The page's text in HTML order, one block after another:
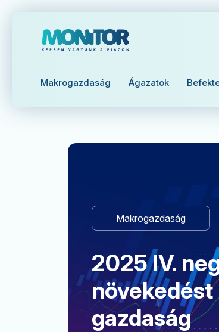
Makrogazdaság Ágazatok
Makrogazdaság
2025 IV.
gazdaság